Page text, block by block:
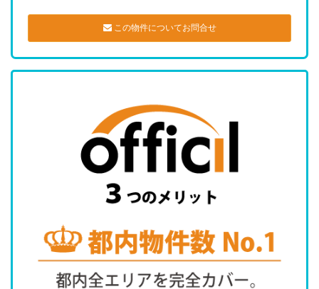
この物件についてお問合せ